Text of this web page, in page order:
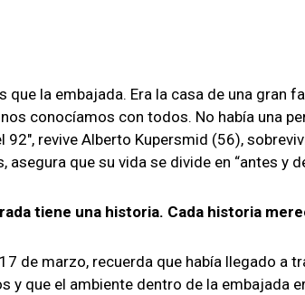
que la embajada. Era la casa de una gran
conocíamos con todos. No había una
92″, revive Alberto Kupersmid (56),
asegura que su vida se divide en “antes y
tiene una historia. Cada historia
de marzo, recuerda que había llegado a
y que el ambiente dentro de la embajada